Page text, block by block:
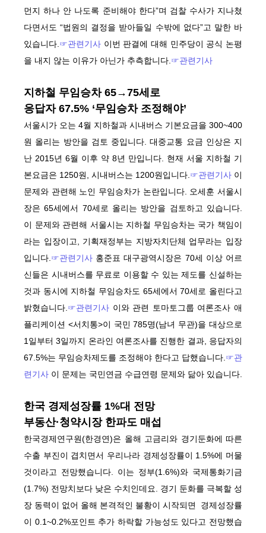
먼지 하나 안 나도록 준비해야 한다”며 검찰 수사가 지나쳤
다면서도 “법원의 결정을 받아들일 수밖에 없다”고 말한 바
있습니다. ☞관련기사 이번 판결에 대해 민주당이 공식 논평
을 내지 않는 이유가 아닌가 추측합니다. ☞관련기사
지하철 무임승차 65→75세로
응답자 67.5% ‘무임승차 조정해야’
서울시가 오는 4월 지하철과 시내버스 기본요금을 300~400
원 올리는 방안을 검토 중입니다. 대중교통 요금 인상은 지
난 2015년 6월 이후 약 8년 만입니다. 현재 서울 지하철 기
본요금은 1250원, 시내버스는 1200원입니다. ☞관련기사 이
문제와 관련해 노인 무임승차가 논란입니다. 오세훈 서울시
장은 65세에서 70세로 올리는 방안을 검토하고 있습니다.
이 문제와 관련해 서울시는 지하철 무임승차는 국가 책임이
라는 입장이고, 기획재정부는 지방자치단체 업무라는 입장
입니다. ☞관련기사 홍준표 대구광역시장은 70세 이상 어르
신들은 시내버스를 무료로 이용할 수 있는 제도를 신설하는
것과 동시에 지하철 무임승차도 65세에서 70세로 올린다고
밝혔습니다. ☞관련기사 이와 관련 토마토그룹 여론조사 애
플리케이션 <서치통>이 국민 785명(남녀 무관)을 대상으로
1일부터 3일까지 온라인 여론조사를 진행한 결과, 응답자의
67.5%는 무임승차제도를 조정해야 한다고 답했습니다. ☞관
련기사 이 문제는 국민연금 수급연령 문제와 닮아 있습니다.
한국 경제성장률 1%대 전망
부동산·청약시장 한파도 매섭
한국경제연구원(한경연)은 올해 고금리와 경기둔화에 따른
수출 부진이 겹치면서 우리나라 경제성장률이 1.5%에 머물
것이라고 전망했습니다. 이는 정부(1.6%)와 국제통화기금
(1.7%) 전망치보다 낮은 수치인데요. 경기 둔화를 극복할 성
장 동력이 없어 올해 본격적인 불황이 시작되면 경제성장률
이 0.1~0.2%포인트 추가 하락할 가능성도 있다고 전망했습